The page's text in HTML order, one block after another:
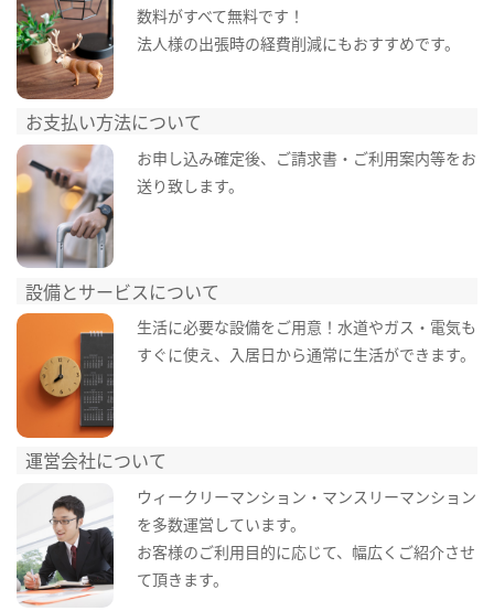
数料がすべて無料です！
法人様の出張時の経費削減にもおすすめです。
お支払い方法について
お申し込み確定後、ご請求書・ご利用案内等をお
送り致します。
設備とサービスについて
生活に必要な設備をご用意！水道やガス・電気も
すぐに使え、入居日から通常に生活ができます。
運営会社について
ウィークリーマンション・マンスリーマンション
を多数運営しています。
お客様のご利用目的に応じて、幅広くご紹介させ
て頂きます。